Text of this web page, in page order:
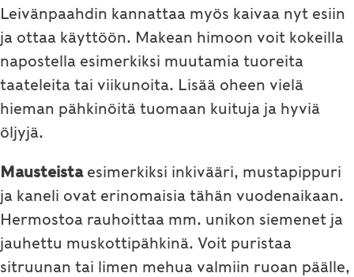
Leivänpaahdin kannattaa myös kaivaa nyt esiin
ja ottaa käyttöön. Makean himoon voit kokeilla
napostella esimerkiksi muutamia tuoreita
taateleita tai viikunoita. Lisää oheen vielä
hieman pähkinöitä tuomaan kuituja ja hyviä
öljyjä.
Mausteistaesimerkiksi inkivääri, mustapippuri
ja kaneli ovat erinomaisia tähän vuodenaikaan.
Hermostoa rauhoittaa mm. unikon siemenet ja
jauhettu muskottipähkinä. Voit puristaa
sitruunan tai limen mehua valmiin ruoan päälle,